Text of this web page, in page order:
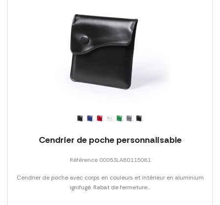
Cendrier de poche personnalisable
Référence 00053LAB0115081
Cendrier de poche avec corps en couleurs et intérieur en aluminium
ignifugé. Rabat de fermeture...